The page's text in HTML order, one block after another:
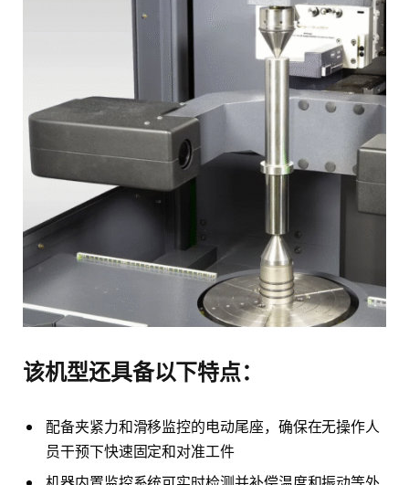
该机型还具备以下特点：
配备夹紧力和滑移监控的电动尾座，确保在无操作人
员干预下快速固定和对准工件